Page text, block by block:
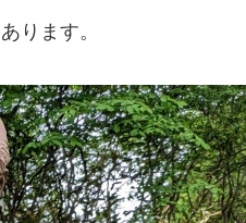
ります。